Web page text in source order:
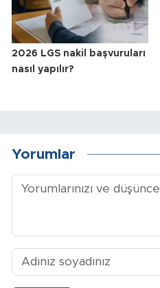
2026 LGS nakil başvuruları
nasıl yapılır?
Yorumlar